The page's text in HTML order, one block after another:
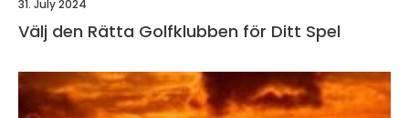
31. July 2024
Välj den Rätta Golfklubben för Ditt Spel